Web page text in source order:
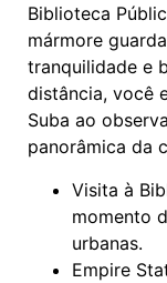
Biblioteca
mármore
tranquilidade e
distância, você
Suba ao
panorâmica da
Visita à
momento
urbanas.
Empire